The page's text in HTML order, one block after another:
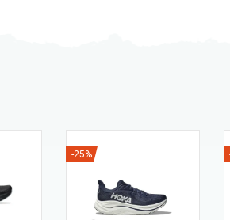
-25%